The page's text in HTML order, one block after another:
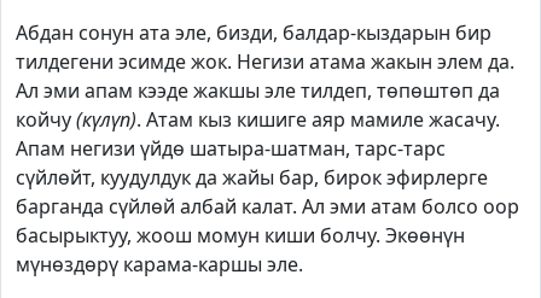
Абдан сонун ата эле, бизди, балдар-кыздарын бир
тилдегени эсимде жок. Негизи атама жакын элем да.
Ал эми апам кээде жакшы эле тилдеп, төпөштөп да
койчу(күлүп). Атам кыз кишиге аяр мамиле жасачу.
Апам негизи үйдө шатыра-шатман, тарс-тарс
сүйлөйт, куудулдук да жайы бар, бирок эфирлерге
барганда сүйлөй албай калат. Ал эми атам болсо оор
басырыктуу, жоош момун киши болчу. Экөөнүн
мүнөздөрү карама-каршы эле.